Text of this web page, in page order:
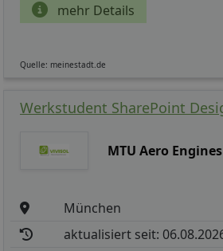
mehr Details
Quelle: meinestadt.de
Werkstudent SharePoint
MTU Aero
München
aktualisiert seit: